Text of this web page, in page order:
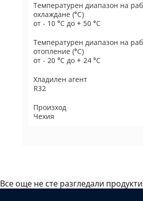
Температурен диапазон на
охлаждане (°C)
от - 10 °C до + 50 °C
Температурен диапазон на
отопление (°C)
от - 20 °C до + 24 °C
Хладилен агент
R32
Произход
Чехия
Все още не сте разгледали продукти.